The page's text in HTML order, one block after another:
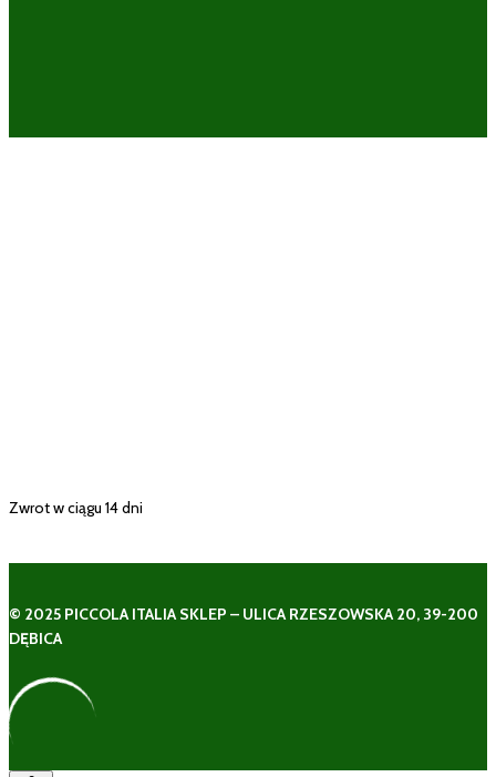
Zwrot w ciągu 14 dni
© 2025 PICCOLA ITALIA SKLEP – ULICA RZESZOWSKA 20, 39-200
DĘBICA